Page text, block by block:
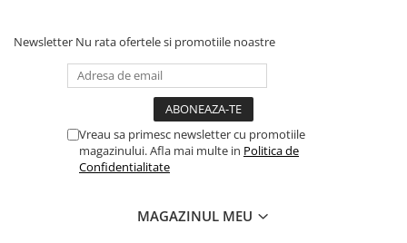
Newsletter Nu rata ofertele si promotiile noastre
Vreau sa primesc newsletter cu promotiile
magazinului. Afla mai multe in Politica de
Confidentialitate
MAGAZINUL MEU